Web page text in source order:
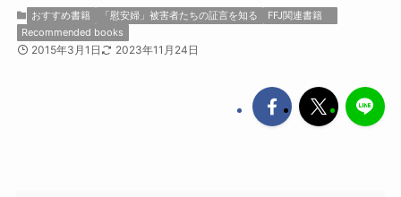
おすすめ書籍 「慰安婦」被害者たちの証言を知る
FFJ関連書籍
Recommended books
2015年3月1日 2023年11月24日